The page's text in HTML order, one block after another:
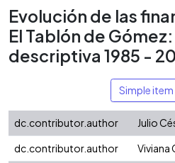
Evolución de las
El Tablón de
descriptiva 1985 -
Simple
dc.contributor.author
Julio
dc.contributor.author
Viviana